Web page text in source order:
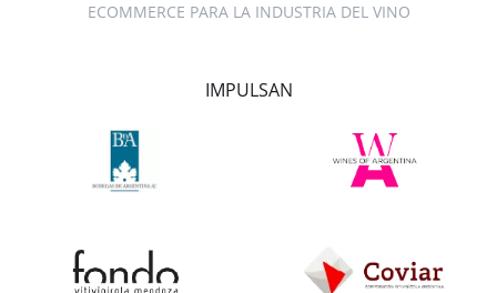
ECOMMERCE PARA LA INDUSTRIA DEL VINO
IMPULSAN